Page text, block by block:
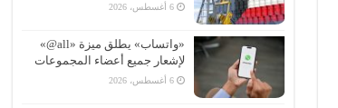
6 أغسطس، 2026
«واتساب» يطلق ميزة «all@»
لإشعار جميع أعضاء المجموعات
6 أغسطس، 2026